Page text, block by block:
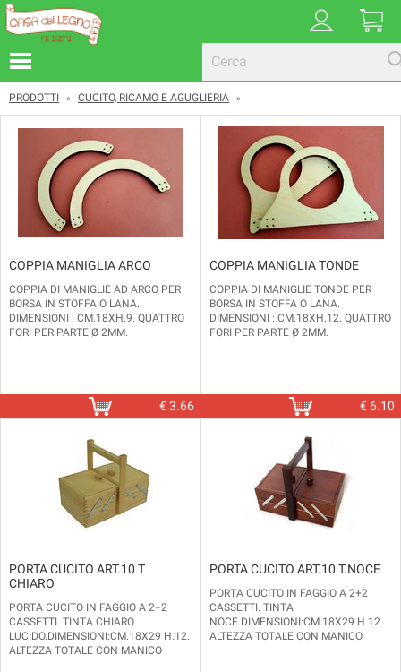
PRODOTTI » CUCITO, RICAMO E AGUGLIERIA »
COPPIA MANIGLIA ARCO
COPPIA DI MANIGLIE AD ARCO PER
BORSA IN STOFFA O LANA.
DIMENSIONI : CM.18XH.9. QUATTRO
FORI PER PARTE Ø 2MM.
€3.66
COPPIA MANIGLIA TONDE
COPPIA DI MANIGLIE TONDE PER
BORSA IN STOFFA O LANA.
DIMENSIONI : CM.18XH.12. QUATTRO
FORI PER PARTE Ø 2MM.
€ 6.10
PORTA CUCITO ART.10 T
CHIARO
PORTA CUCITO IN FAGGIO A 2+2
CASSETTI. TINTA CHIARO
LUCIDO.DIMENSIONI:CM.18X29 H.12.
ALTEZZA TOTALE CON MANICO
PORTA CUCITO ART.10 T.NOCE
PORTA CUCITO IN FAGGIO A 2+2
CASSETTI. TINTA
NOCE.DIMENSIONI:CM.18X29 H.12.
ALTEZZA TOTALE CON MANICO